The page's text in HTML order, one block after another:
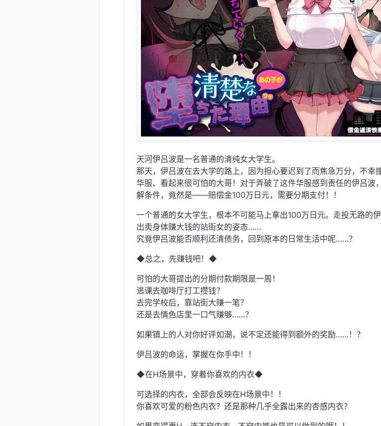
天河伊吕波是一名普通的清纯女大学生。
那天，伊吕波在去大学的路上，因为担心要迟到了而焦急万分，不幸
华服、看起来很可怕的大哥！对于弄破了这件华服感到责任的伊吕波
解条件，竟然是——赔偿金100万日元，需要分期支付！！
一个普通的女大学生，根本不可能马上拿出100万日元。走投无路的
出卖身体赚大钱的站街女的姿态……
究竟伊吕波能否顺利还清债务，回到原本的日常生活中呢……？
◆总之，先赚钱吧！◆
可怕的大哥提出的分期付款期限是一周！
逃课去咖啡厅打工攒钱？
去完学校后，靠站街大赚一笔？
还是去情色店里一口气赚够……？
如果镇上的人对你好评如潮，说不定还能得到额外的奖励……！？
伊吕波的命运，掌握在你手中！！
◆在H场景中，穿着你喜欢的内衣◆
可选择的内衣，全部会反映在H场景中！！
你喜欢可爱的粉色内衣？还是那种几乎全露出来的杏感内衣？